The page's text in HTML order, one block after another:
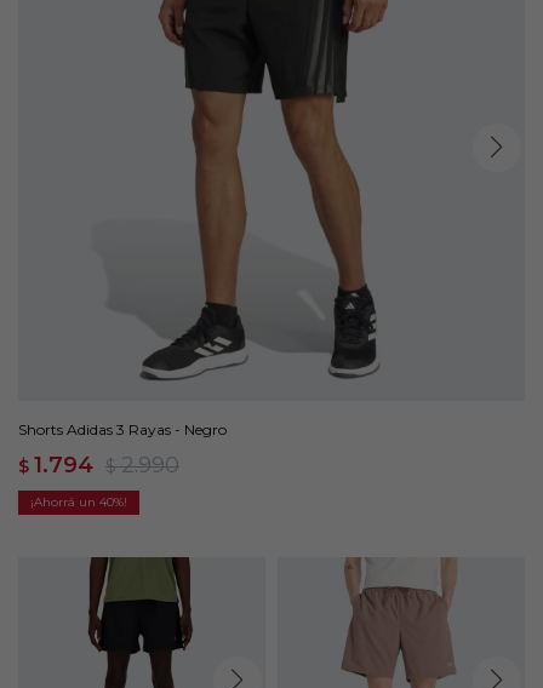
Shorts Adidas 3 Rayas - Negro
$ 1.794 $ 2.990
40